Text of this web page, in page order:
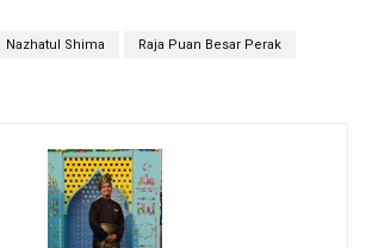
Nazhatul Shima Raja Puan Besar Perak